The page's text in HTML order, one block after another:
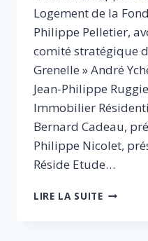
Logement de la
Philippe Pelletier,
comité stratégique
Grenelle » André
Jean-Philippe
Immobilier
Bernard Cadeau,
Philippe Nicolet,
Réside Etude…
LIRE LA SUITE30